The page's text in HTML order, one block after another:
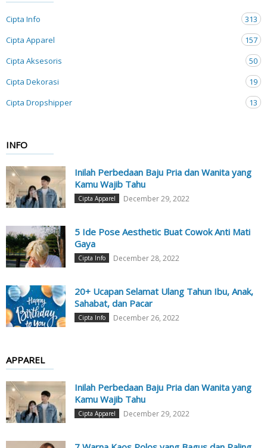
Cipta Info
313
Cipta Apparel
157
Cipta Aksesoris
50
Cipta Dekorasi
19
Cipta Dropshipper
13
INFO
Inilah Perbedaan Baju Pria dan Wanita yang
Kamu Wajib Tahu
Cipta Apparel December 29, 2022
5 Ide Pose Aesthetic Buat Cowok Anti Mati
Gaya
Cipta Info December 28, 2022
20+ Ucapan Selamat Ulang Tahun Ibu, Anak,
Sahabat, dan Pacar
Cipta Info December 26, 2022
APPAREL
Inilah Perbedaan Baju Pria dan Wanita yang
Kamu Wajib Tahu
Cipta Apparel December 29, 2022